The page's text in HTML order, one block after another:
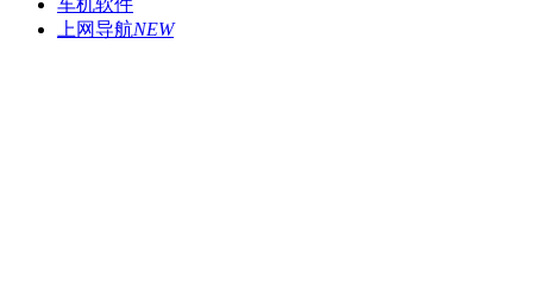
车机软件
上网导航NEW